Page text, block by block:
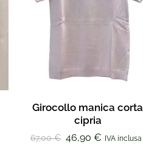
Girocollo manica corta
cipria
67,00€ 46,90 € IVA inclusa